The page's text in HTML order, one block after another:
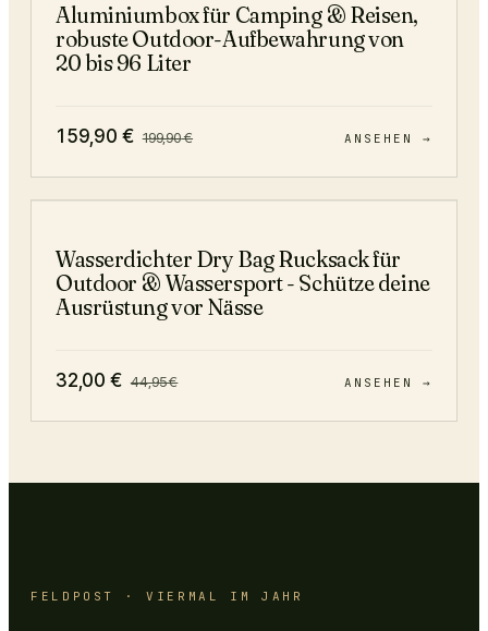
Aluminiumbox für Camping & Reisen,
robuste Outdoor-Aufbewahrung von
20 bis 96 Liter
159,90 € 199,90€ ANSEHEN →
Wasserdichter Dry Bag Rucksack für
Outdoor & Wassersport - Schütze deine
Ausrüstung vor Nässe
32,00 € 44,95€ ANSEHEN →
FELDPOST · VIERMAL IM JAHR